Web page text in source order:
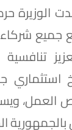
الوزيرة
جميع
استثماري
العمل،